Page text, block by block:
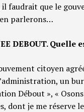
faudrait que le
parlerons…
DEBOUT. Quelle
citoyen
un
Débout », «
dont je me réserve